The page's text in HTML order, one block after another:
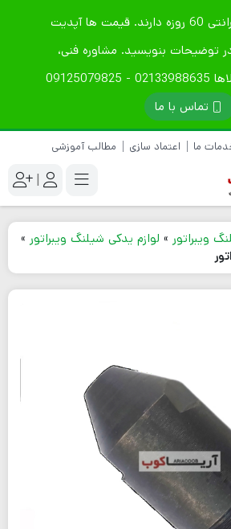
تمامی محصولات گارانتی 60 روزه دارند. قیمت ها آپدیت
توضیحات بنویسید. مشاوره فنی،
تماس با ما
ما اعتماد سازی مطالب آموزشی
|
ویبراتور » لوازم یدکی شیلنگ ویبراتور »